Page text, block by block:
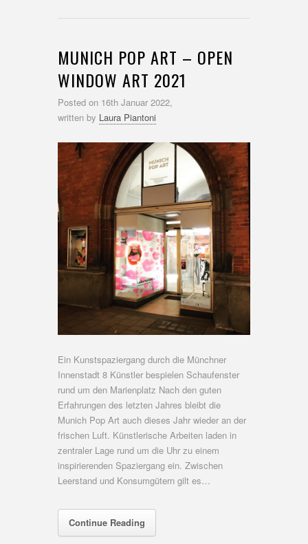
MUNICH POP ART – OPEN
WINDOW ART 2021
Posted on 16th Januar 2022,
written by Laura Piantoni
Ein Kunstspaziergang durch die Münchner
Innenstadt 8 Künstler bespielen Schaufenster
rund um den Marienplatz Nach den guten
Erfahrungen des letzten Jahres bleibt die
Munich Pop Art auch dieses Jahr wieder an der
frischen Luft. Künstlerische Arbeiten laden in
zentraler Lage rund um die Uhr zu einem
inspirierenden Spaziergang ein. Zwischen
Leerstand und Konsumgütern gilt es…
Continue Reading